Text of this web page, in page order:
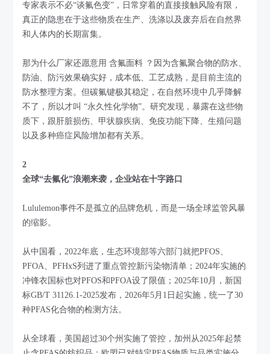
专家表示不必“谈氟色变”，日常穿着的直接接触风险有限，
真正的隐患在于这些物质在生产、洗涤以及废弃后在自然界
和人体内的长期富集。
那为什么厂家还愿意用 含氟面料 ？因为含氟聚合物的防水、
防油、防污效果确实好，成本低、工艺成熟，是目前主流的
防水整理方案。但碳氟键极其稳定，在自然环境中几乎降解
不了，所以才叫 “永久性化学物”。研究发现，暴露在这些物
质下，跟肝脏损伤、甲状腺疾病、免疫功能下降、生殖问题
以及多种癌症风险增加都有关系。
2
全球“去氟化”浪潮来袭，企业站在十字路口
Lululemon事件不是孤立的品牌危机，而是一场全球监管风暴
的缩影。
从中国看，2022年底，生态环境部等六部门就把PFOS、
PFOA、PFHxS列进了重点管控新污染物清单；2024年实施的
冲锋衣国标也对PFOS和PFOA设了限值；2025年10月，新国
标GB/T 31126.1-2025发布，2026年5月1日起实施，统一了30
种PFAS化合物的检测方法。
从全球看，美国超过30个州实施了管控，加州从2025年起禁